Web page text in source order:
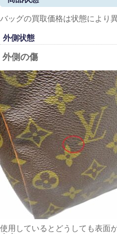
バッグの買取価格は状態により
外側状態
外側の傷
使用しているとどうしても表面